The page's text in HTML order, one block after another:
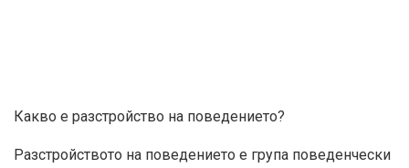
Какво е разстройство на поведението?
Разстройството на поведението е група поведенчески